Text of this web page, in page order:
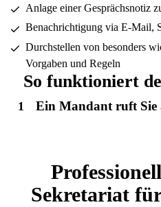
Anlage einer Gesprächsnotiz
Benachrichtigung via E-Mail,
Durchstellen von besonders
Vorgaben und Regeln
So funktioniert
1 Ein Mandant ruft Sie
Sekretariat